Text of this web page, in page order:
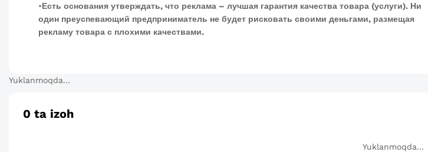
•Есть основания утверждать, что реклама – лучшая гарантия качества товара (услуги). Ни
один преуспевающий предприниматель не будет рисковать своими деньгами, размещая
рекламу товара с плохими качествами.
Yuklanmoqda...
0 ta izoh
Yuklanmoqda...